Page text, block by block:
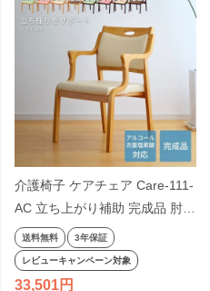
介護椅子 ケアチェア Care-111-
AC 立ち上がり補助 完成品 肘付
き ダイニングチェア
送料無料 3年保証
レビューキャンペーン対象
33,501